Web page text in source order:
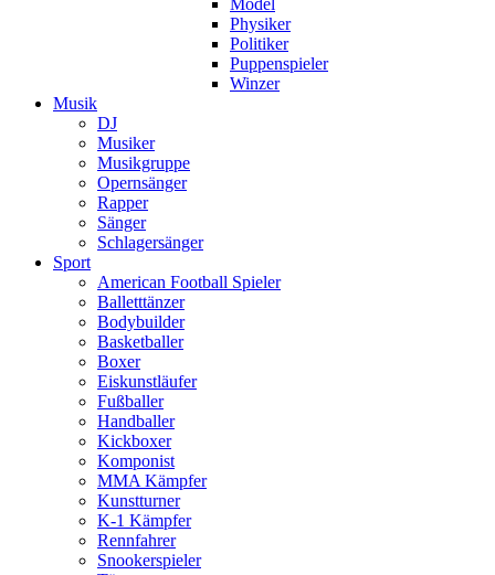
Model
Physiker
Politiker
Puppenspieler
Winzer
Musik
DJ
Musiker
Musikgruppe
Opernsänger
Rapper
Sänger
Schlagersänger
Sport
American Football Spieler
Balletttänzer
Bodybuilder
Basketballer
Boxer
Eiskunstläufer
Fußballer
Handballer
Kickboxer
Komponist
MMA Kämpfer
Kunstturner
K-1 Kämpfer
Rennfahrer
Snookerspieler